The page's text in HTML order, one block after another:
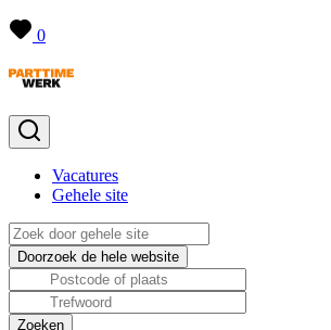
0
Vacatures
Gehele site